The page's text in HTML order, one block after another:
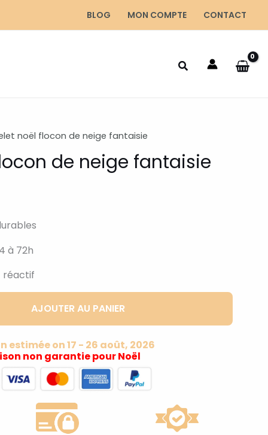
BLOG MON COMPTE CONTACT
noël flocon de neige fantaisie
de neige fantaisie
à 72h
réactif
AJOUTER AU PANIER
estimée on 17 - 26 août, 2026
non garantie pour Noël